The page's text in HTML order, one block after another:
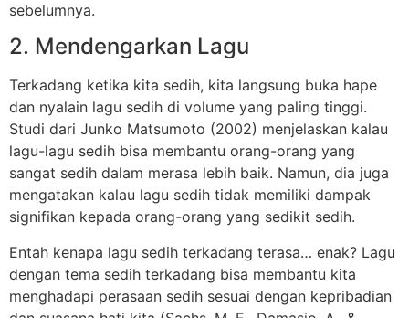
sebelumnya.
2. Mendengarkan Lagu
Terkadang ketika kita sedih, kita langsung buka hape
dan nyalain lagu sedih di volume yang paling tinggi.
Studi dari Junko Matsumoto (2002) menjelaskan kalau
lagu-lagu sedih bisa membantu orang-orang yang
sangat sedih dalam merasa lebih baik. Namun, dia juga
mengatakan kalau lagu sedih tidak memiliki dampak
signifikan kepada orang-orang yang sedikit sedih.
Entah kenapa lagu sedih terkadang terasa… enak? Lagu
dengan tema sedih terkadang bisa membantu kita
menghadapi perasaan sedih sesuai dengan kepribadian